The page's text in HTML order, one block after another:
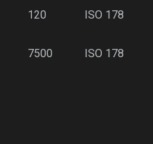
120 ISO 178
7500 ISO 178